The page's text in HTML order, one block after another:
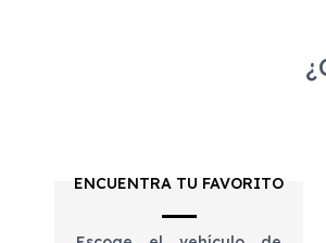
ENCUENTRA TU FAVORITO